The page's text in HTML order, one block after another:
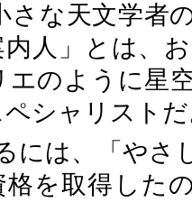
さな天文学者
人」とは、
エのように星
シャリスト
には、「やさ
格を取得した